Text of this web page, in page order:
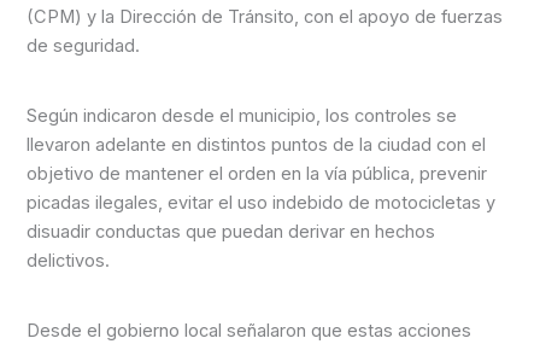
(CPM) y la Dirección de Tránsito, con el apoyo de fuerzas
de seguridad.
Según indicaron desde el municipio, los controles se
llevaron adelante en distintos puntos de la ciudad con el
objetivo de mantener el orden en la vía pública, prevenir
picadas ilegales, evitar el uso indebido de motocicletas y
disuadir conductas que puedan derivar en hechos
delictivos.
Desde el gobierno local señalaron que estas acciones